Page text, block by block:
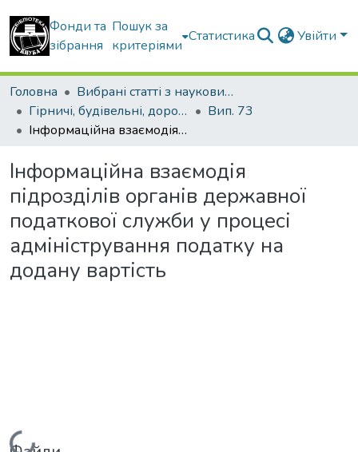
Фонди та
зібрання
Пошук за
критеріями
Статистика Увійти
Головна
Вибрані статті з наукових збірників КНУБА
Гірничі, будівельні, дорожні та меліоративні машини
Вип. 73
Інформаційна взаємодія підрозділів органів державної податкової служби у процесі адміністрування податку на додану вартість
Інформаційна взаємодія
підрозділів органів державної
податкової служби у процесі
адміністрування податку на
додану вартість